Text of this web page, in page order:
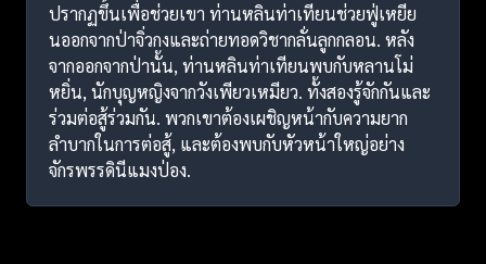
ปรากฏขึ้นเพื่อช่วยเขา ท่านหลินท่าเทียนช่วยฟู่เหยีย
นออกจากป่าจิ่วกงและถ่ายทอดวิชากลั่นลูกกลอน. หลัง
จากออกจากป่านั้น, ท่านหลินท่าเทียนพบกับหลานโม่
หยิ่น, นักบุญหญิงจากวังเพียวเหมียว. ทั้งสองรู้จักกันและ
ร่วมต่อสู้ร่วมกัน. พวกเขาต้องเผชิญหน้ากับความยาก
ลำบากในการต่อสู้, และต้องพบกับหัวหน้าใหญ่อย่าง
จักรพรรดินีแมงป่อง.